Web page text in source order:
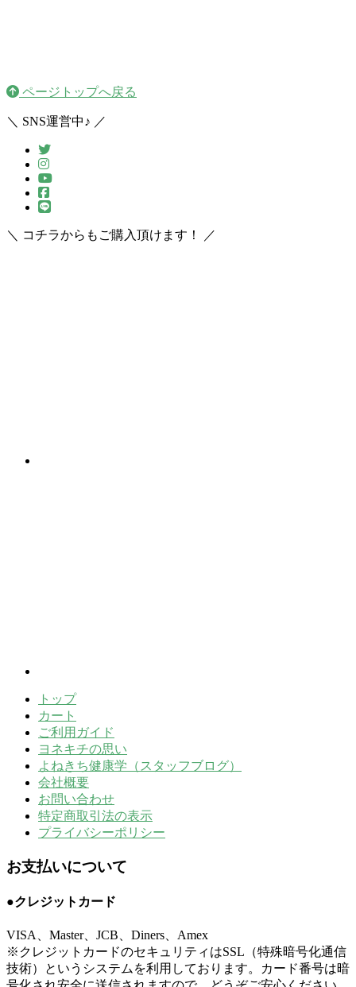
ページトップへ戻る
＼ SNS運営中♪ ／
＼ コチラからもご購入頂けます！ ／
トップ
カート
ご利用ガイド
ヨネキチの思い
よねきち健康学（スタッフブログ）
会社概要
お問い合わせ
特定商取引法の表示
プライバシーポリシー
お支払いについて
●クレジットカード
VISA、Master、JCB、Diners、Amex
※クレジットカードのセキュリティはSSL（特殊暗号化通信
技術）というシステムを利用しております。カード番号は暗